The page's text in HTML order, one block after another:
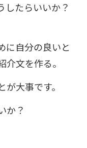
したらいいか？
に自分の良いと
文を作る。
大事です。
か？